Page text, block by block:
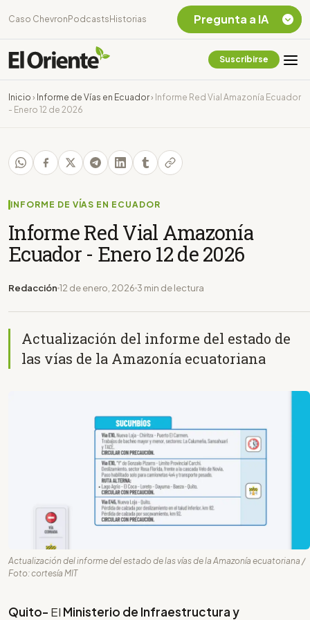
Caso Chevron Podcasts Historias
Suscribirse
Inicio › Informe de Vías en Ecuador› Informe Red Vial Amazonía Ecuador
- Enero 12 de 2026
INFORME DE VÍAS EN ECUADOR
Informe Red Vial Amazonía
Ecuador - Enero 12 de 2026
Redacción 12 de enero, 2026 3 min de lectura
Actualización del informe del estado de
las vías de la Amazonía ecuatoriana
Actualización del informe del estado de las vías de la Amazonía ecuatoriana /
Foto: cortesía MIT
Quito- El Ministerio de Infraestructura y
Pregunta a IA
Chevron Ecuador